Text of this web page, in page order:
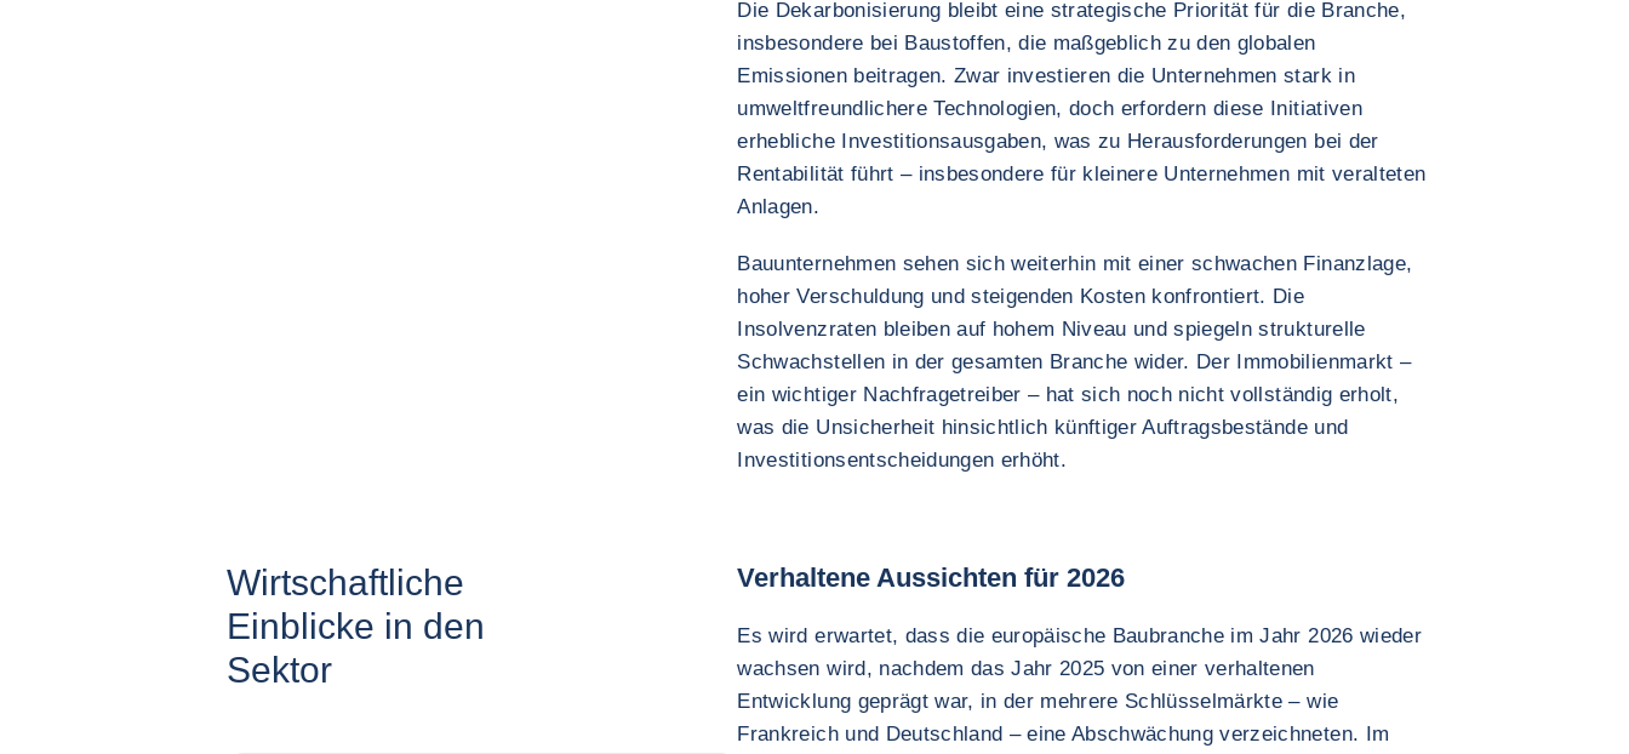
Die Dekarbonisierung bleibt eine strategische Priorität für die Branche,
insbesondere bei Baustoffen, die maßgeblich zu den globalen
Emissionen beitragen. Zwar investieren die Unternehmen stark in
umweltfreundlichere Technologien, doch erfordern diese Initiativen
erhebliche Investitionsausgaben, was zu Herausforderungen bei der
Rentabilität führt – insbesondere für kleinere Unternehmen mit veralteten
Anlagen.
Bauunternehmen sehen sich weiterhin mit einer schwachen Finanzlage,
hoher Verschuldung und steigenden Kosten konfrontiert. Die
Insolvenzraten bleiben auf hohem Niveau und spiegeln strukturelle
Schwachstellen in der gesamten Branche wider. Der Immobilienmarkt –
ein wichtiger Nachfragetreiber – hat sich noch nicht vollständig erholt,
was die Unsicherheit hinsichtlich künftiger Auftragsbestände und
Investitionsentscheidungen erhöht.
Wirtschaftliche
Einblicke in den
Sektor
Verhaltene Aussichten für 2026
Es wird erwartet, dass die europäische Baubranche im Jahr 2026 wieder
wachsen wird, nachdem das Jahr 2025 von einer verhaltenen
Entwicklung geprägt war, in der mehrere Schlüsselmärkte – wie
Frankreich und Deutschland – eine Abschwächung verzeichneten. Im